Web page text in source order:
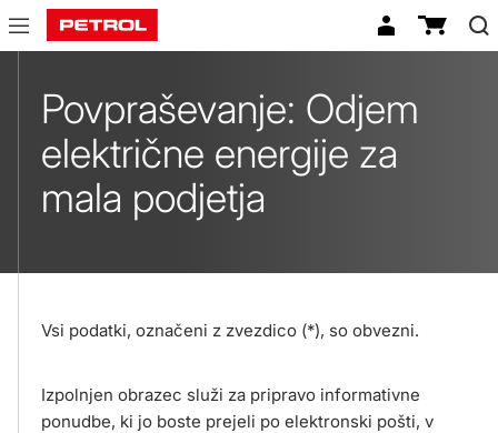
Povpraševanje:
Odjem
električne
energije
mala
podjetja
Povpraševanje: Odjem
električne energije za
mala podjetja
Vsi podatki, označeni z zvezdico (*), so obvezni.
Izpolnjen obrazec služi za pripravo informativne
ponudbe, ki jo boste prejeli po elektronski pošti, v